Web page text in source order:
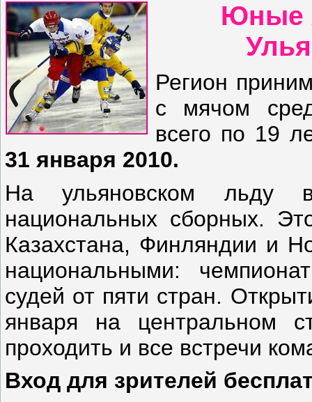
Юные
Регион
с мячом
всего по 19
31 января 2010.
На ульяновском льду
национальных сборных.
Казахстана, Финляндии и
национальными:
судей от пяти стран.
января на центральном
проходить и все встречи
Вход для зрителей